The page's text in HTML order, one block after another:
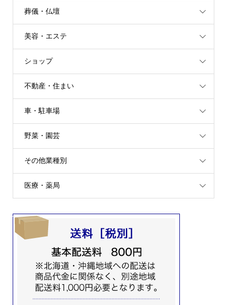
葬儀・仏壇
美容・エステ
ショップ
不動産・住まい
車・駐車場
野菜・園芸
その他業種別
医療・薬局